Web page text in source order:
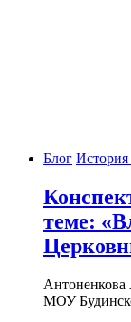
Блог
теме:
Антоненкова
МОУ